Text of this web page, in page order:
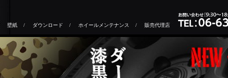
壁紙 / ダウンロード / ホイールメンテナンス / 販売代理店